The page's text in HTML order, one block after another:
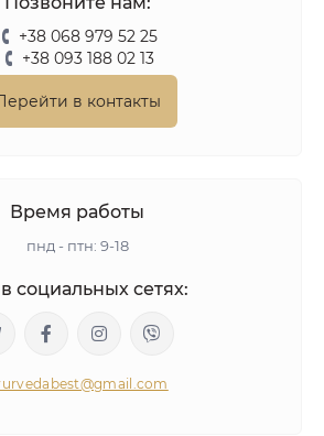
+38 068 979 52 25
+38 093 188 02 13
в контакты
Время работы
пнд - птн: 9-18
социальных сетях: